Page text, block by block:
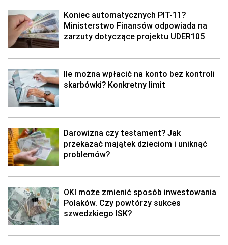
Koniec automatycznych PIT-11?
Ministerstwo Finansów odpowiada na
zarzuty dotyczące projektu UDER105
Ile można wpłacić na konto bez kontroli
skarbówki? Konkretny limit
Darowizna czy testament? Jak
przekazać majątek dzieciom i uniknąć
problemów?
OKI może zmienić sposób inwestowania
Polaków. Czy powtórzy sukces
szwedzkiego ISK?